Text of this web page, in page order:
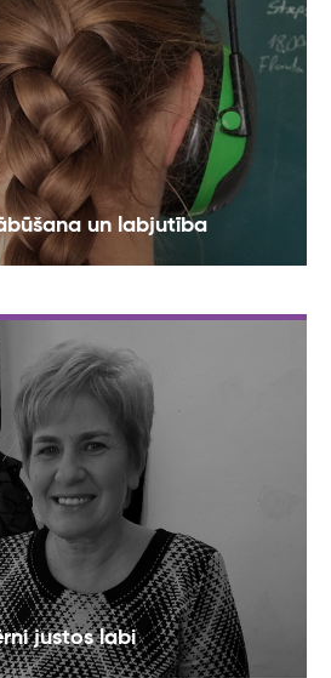
un labjutība
justos labi